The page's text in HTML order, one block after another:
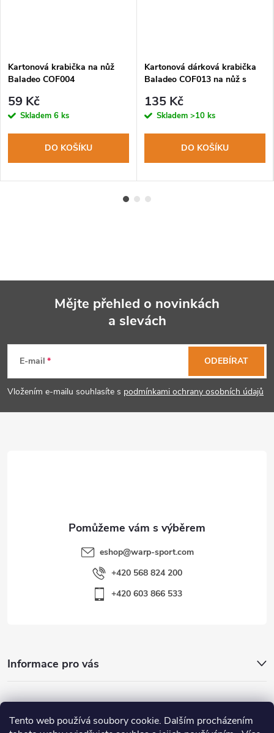
Tento web používá soubory cookie. Dalším procházením
Kartonová krabička na nůž
Baladeo COF004
59 Kč
Skladem 6 ks
DO KOŠÍKU
Kartonová dárková krabička
Baladeo COF013 na nůž s
135 Kč
Skladem >10 ks
DO KOŠÍKU
p
a
Mějte přehled o novinkách
a slevách
E-mail
Vložením e-mailu souhlasíte s podmínkami ochrany osobních údajů
ODEBÍRAT
eshop@warp-sport.com
+420 568 824 200
+420 603 866 533
Informace pro vás
Nejhledanější